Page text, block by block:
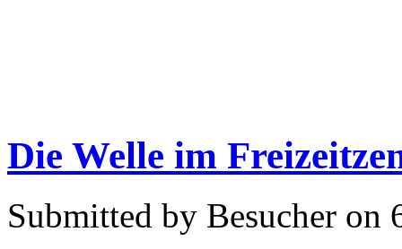
Die Welle im
Submitted by Besucher on